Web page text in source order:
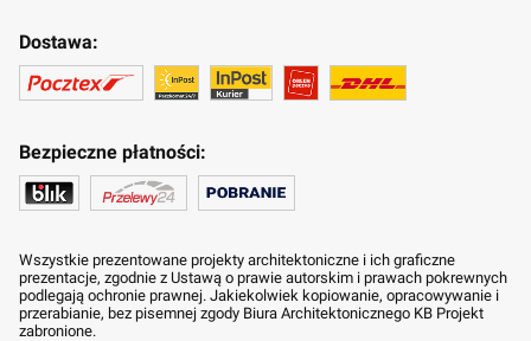
Dostawa:
Bezpieczne płatności:
Wszystkie prezentowane projekty architektoniczne i ich graficzne
prezentacje, zgodnie z Ustawą o prawie autorskim i prawach pokrewnych
podlegają ochronie prawnej. Jakiekolwiek kopiowanie, opracowywanie i
przerabianie, bez pisemnej zgody Biura Architektonicznego KB Projekt
zabronione.